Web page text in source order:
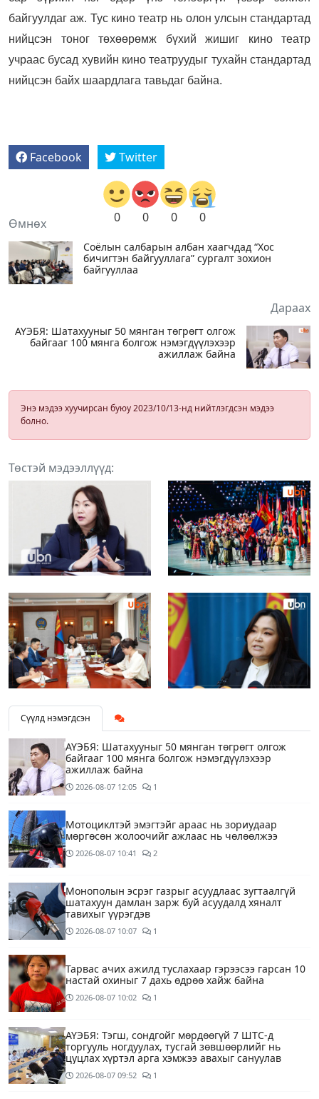
байгуулдаг аж. Тус кино театр нь олон улсын стандартад
нийцсэн тоног төхөөрөмж бүхий жишиг кино театр
учраас бусад хувийн кино театруудыг тухайн стандартад
нийцсэн байх шаардлага тавьдаг байна.
Facebook Twitter
0 0 0 0
Өмнөх
Соёлын салбарын албан хаагчдад “Хос
бичигтэн байгууллага” сургалт зохион
байгууллаа
Дараах
АҮЭБЯ: Шатахууныг 50 мянган төгрөгт олгож
байгааг 100 мянга болгож нэмэгдүүлэхээр
ажиллаж байна
Энэ мэдээ хуучирсан буюу 2023/10/13-нд нийтлэгдсэн мэдээ
болно.
Төстэй мэдээллүүд:
Сүүлд нэмэгдсэн
АҮЭБЯ: Шатахууныг 50 мянган төгрөгт олгож
байгааг 100 мянга болгож нэмэгдүүлэхээр
ажиллаж байна
2026-08-07 12:05 1
Мотоциклтэй эмэгтэйг араас нь зориудаар
мөргөсөн жолоочийг ажлаас нь чөлөөлжээ
2026-08-07 10:41 2
Монополын эсрэг газрыг асуудлаас зугтаалгүй
шатахуун дамлан зарж буй асуудалд хяналт
тавихыг үүрэгдэв
2026-08-07 10:07 1
Тарвас ачих ажилд туслахаар гэрээсээ гарсан 10
настай охиныг 7 дахь өдрөө хайж байна
2026-08-07 10:02 1
АҮЭБЯ: Тэгш, сондгойг мөрдөөгүй 7 ШТС-д
торгууль ногдуулах, тусгай зөвшөөрлийг нь
цуцлах хүртэл арга хэмжээ авахыг сануулав
2026-08-07 09:52 1